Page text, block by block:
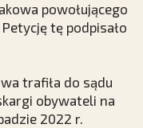
powołującego
tę podpisało
trafiła do sądu
obywateli na
2022 r.